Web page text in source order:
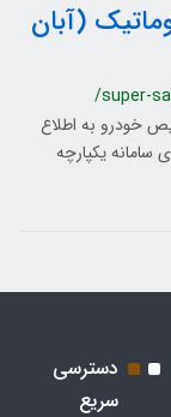
(آبان
/super-
خودرو به اطلاع
سامانه يكپارچه
دسترسی
سریع